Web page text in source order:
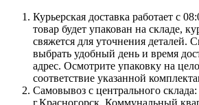
Курьерская доставка работает с
товар будет упакован на складе,
свяжется для уточнения деталей.
выбрать удобный день и время
адрес. Осмотрите упаковку на
соответствие указанной
Самовывоз с центрального
г.Красногорск, Коммунальный